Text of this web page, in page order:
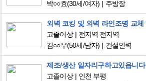
박○○효(30세/여자) 주방장
고졸이상
전지역 전지역
김○○우(50세/남자) 건설인력
제조/생산 일자리구하고있읍니다
고졸이상
인천 부평